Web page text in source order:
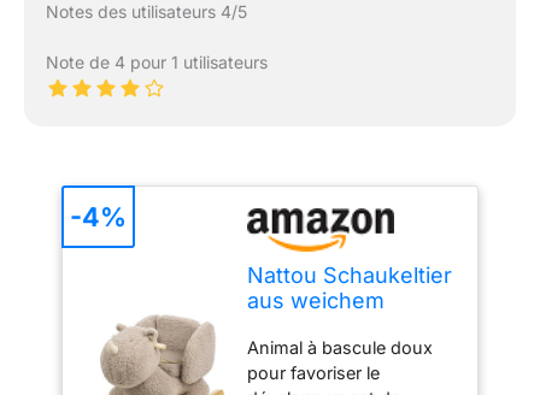
Notes des utilisateurs 4/5
Note de 4 pour 1 utilisateurs
Nattou Schaukeltier
aus weichem
Schaukeltier
Nashorn, INKL.
Animal à bascule doux
pour favoriser le
-4%